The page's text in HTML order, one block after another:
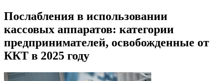
Послабления в использовании
кассовых аппаратов: категории
предпринимателей, освобожденные от
ККТ в 2025 году